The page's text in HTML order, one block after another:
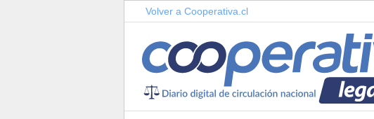
Volver a Cooperativa.cl